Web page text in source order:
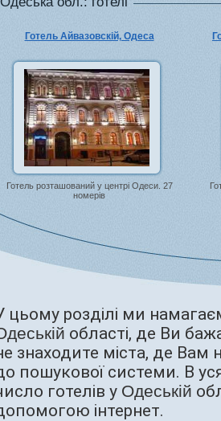
Готель Айвазовскій, Одеса
Готель розташований у центрі Одеси. 27
номерів
цьому розділі ми
області, де Ви
знаходите міста, де Вам
пошукової системи. В
готелів у Одеській
інтернет.